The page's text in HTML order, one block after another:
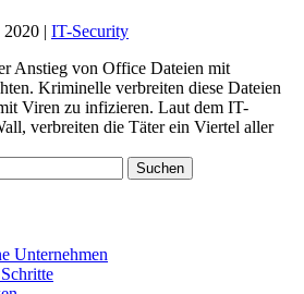
2020 | IT-Security
Anstieg von Office Dateien mit
Kriminelle verbreiten diese Dateien
Viren zu infizieren. Laut dem IT-
verbreiten die Täter ein Viertel aller
Unternehmen